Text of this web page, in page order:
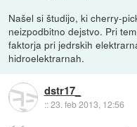
Našel si študijo, ki cherry-
neizpodbitno dejstvo. Pri
faktorja pri jedrskih
hidroelektrarnah.
dstr17_
::23. feb 2013, 12:56